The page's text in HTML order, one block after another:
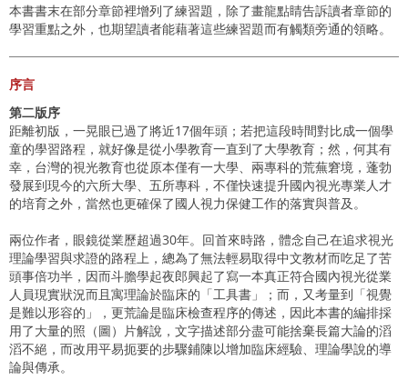
本書書末在部分章節裡增列了練習題，除了畫龍點睛告訴讀者章節的
學習重點之外，也期望讀者能藉著這些練習題而有觸類旁通的領略。
序言
第二版序
距離初版，一晃眼已過了將近17個年頭；若把這段時間對比成一個學
童的學習路程，就好像是從小學教育一直到了大學教育；然，何其有
幸，台灣的視光教育也從原本僅有一大學、兩專科的荒蕪窘境，蓬勃
發展到現今的六所大學、五所專科，不僅快速提升國內視光專業人才
的培育之外，當然也更確保了國人視力保健工作的落實與普及。
兩位作者，眼鏡從業歷超過30年。回首來時路，體念自己在追求視光
理論學習與求證的路程上，總為了無法輕易取得中文教材而吃足了苦
頭事倍功半，因而斗膽學起夜郎興起了寫一本真正符合國內視光從業
人員現實狀況而且寓理論於臨床的「工具書」；而，又考量到「視覺
是難以形容的」，更荒論是臨床檢查程序的傳述，因此本書的編排採
用了大量的照（圖）片解說，文字描述部分盡可能捨棄長篇大論的滔
滔不絕，而改用平易扼要的步驟鋪陳以增加臨床經驗、理論學說的導
論與傳承。